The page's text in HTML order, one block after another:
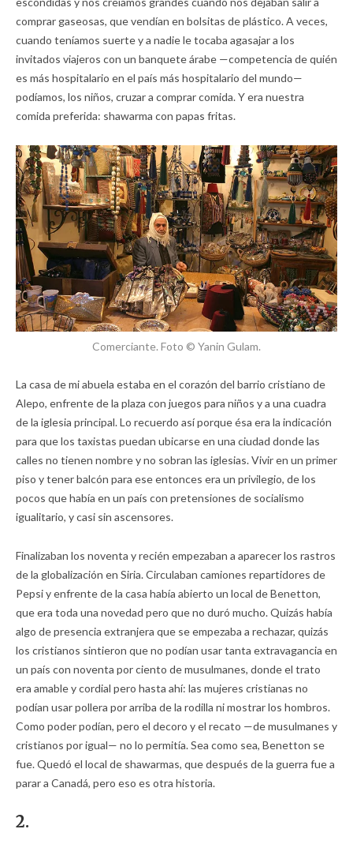
comprar gaseosas, que vendían en bolsitas de plástico. A veces,
cuando teníamos suerte y a nadie le tocaba agasajar a los
invitados viajeros con un banquete árabe —competencia de quién
es más hospitalario en el país más hospitalario del mundo—
podíamos, los niños, cruzar a comprar comida. Y era nuestra
comida preferida: shawarma con papas fritas.
Comerciante. Foto © Yanin Gulam.
La casa de mi abuela estaba en el corazón del barrio cristiano de
Alepo, enfrente de la plaza con juegos para niños y a una cuadra
de la iglesia principal. Lo recuerdo así porque ésa era la indicación
para que los taxistas puedan ubicarse en una ciudad donde las
calles no tienen nombre y no sobran las iglesias. Vivir en un primer
piso y tener balcón para ese entonces era un privilegio, de los
pocos que había en un país con pretensiones de socialismo
igualitario, y casi sin ascensores.
Finalizaban los noventa y recién empezaban a aparecer los rastros
de la globalización en Siria. Circulaban camiones repartidores de
Pepsi y enfrente de la casa había abierto un local de Benetton,
que era toda una novedad pero que no duró mucho. Quizás había
algo de presencia extranjera que se empezaba a rechazar, quizás
los cristianos sintieron que no podían usar tanta extravagancia en
un país con noventa por ciento de musulmanes, donde el trato
era amable y cordial pero hasta ahí: las mujeres cristianas no
podían usar pollera por arriba de la rodilla ni mostrar los hombros.
Como poder podían, pero el decoro y el recato —de musulmanes y
cristianos por igual— no lo permitía. Sea como sea, Benetton se
fue. Quedó el local de shawarmas, que después de la guerra fue a
parar a Canadá, pero eso es otra historia.
2.